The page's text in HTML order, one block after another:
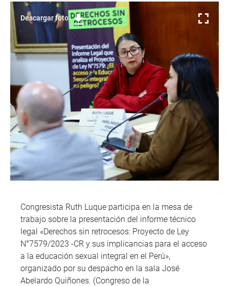
Descargar foto
Congresista Ruth Luque participa en la mesa de
trabajo sobre la presentación del informe técnico
legal «Derechos sin retrocesos: Proyecto de Ley
N°7579/2023 -CR y sus implicancias para el acceso
a la educación sexual integral en el Perú»,
organizado por su despacho en la sala José
Abelardo Quiñones. (Congreso de la